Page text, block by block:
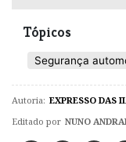
Tópicos
Segurança
Autoria: EXPRESSO DAS
Editado por NUNO